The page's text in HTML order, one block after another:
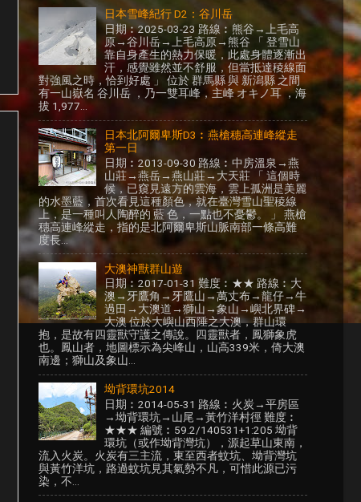
日本雪峰紀行 D2：谷川岳
日期︰2025-03-23 路線︰熊谷→上毛高
原→谷川岳→上毛高原→熊谷 「 登雪山
靠自身產生的熱力保暖，此處身體逐漸出
汗，感覺雖然並不舒服，但當抵達稜線面
對強風之時，恰到好處 」 位於 群馬縣 與 新潟縣 之間
有一山嶽名 谷川岳 ，乃一雙耳峰，主峰 オキノ耳 ，海
拔 1,977...
日本北阿爾卑斯D3︰燕槍穗高連峰縱走
第一日
日期︰2013-09-30 路線︰中房溫泉→燕
山莊→燕岳→燕山莊→大天莊 「 這個時
候，已窺見遠方的雲海，雲上孤洲是美麗
的水墨藍，首次看見這種顏色，就在臺灣雪山聖稜線
上，是一種叫人陶醉的 藍 色，一點也不憂鬱。 」 燕槍
穗高連峰縱走，指的是北阿爾卑斯山脈南部一條高難
度長...
大澳神獸群山遊
日期︰2017-01-31 難度︰★★ 路線︰大
澳→牙鷹角→牙鷹山→萬丈布→龍仔→牛
過田→大澳道→獅山→象山→嶼北界碑→
大澳 位於大嶼山西陲之大澳，群山環
抱，是故有四靈獸守護之傳說。四靈獸者，鳳獅象虎
也。鳳山者，地圖標示為尖峰山，山高339米，倚大澳
南邊；獅山及象山...
坳背環坑2014
日期︰2014-05-31 路線︰火炭→平房區
→坳背環坑→山尾→黃竹洋村徑 難度︰
★★★ 編號︰59.2/140531+1:205 坳背
環坑（或作坳背灣坑），源起草山東南，
流入火炭。火炭有三主流，東至西者蚊坑、坳背灣坑
與黃竹洋坑，路過蚊坑見其氣勢不凡，可惜此源已污
染，不...